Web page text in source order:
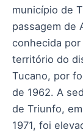
município de
passagem de
conhecida
território do
Tucano, por
de 1962. A
de Triunfo,
1971, foi